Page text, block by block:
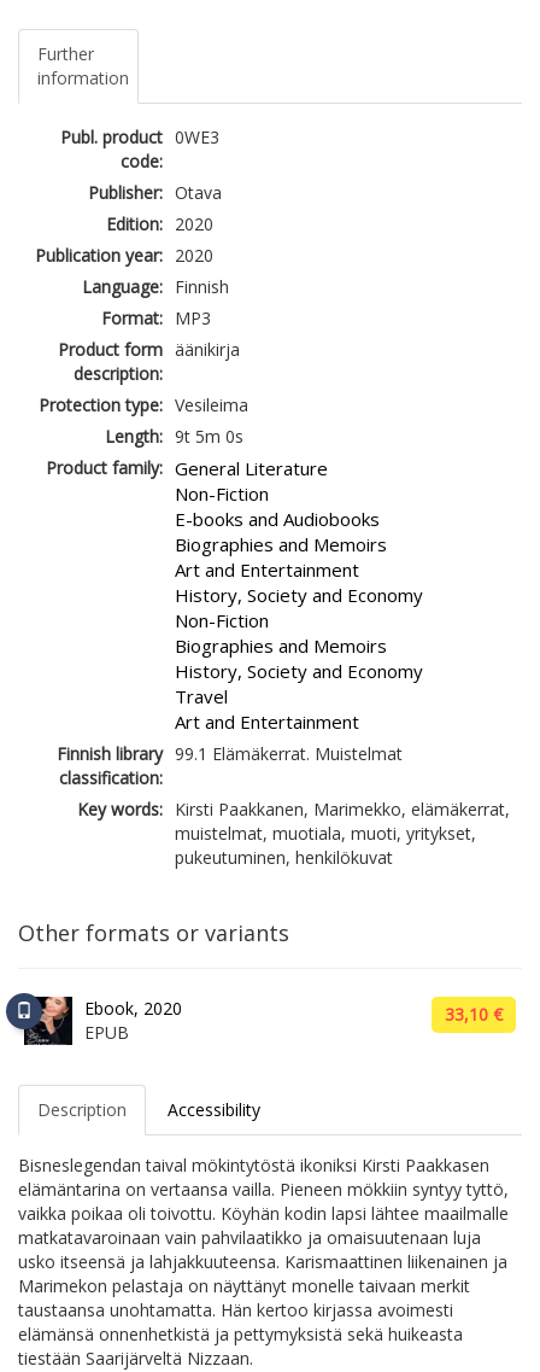
Further
information
Publ. product
code:
0WE3
Publisher: Otava
Edition: 2020
Publication year: 2020
Language: Finnish
Format: MP3
Product form
description:
äänikirja
Protection type: Vesileima
Length: 9t 5m 0s
Product family: General Literature
Non-Fiction
E-books and Audiobooks
Biographies and Memoirs
Art and Entertainment
History, Society and Economy
Non-Fiction
Biographies and Memoirs
History, Society and Economy
Travel
Art and Entertainment
Finnish library
classification:
99.1 Elämäkerrat. Muistelmat
Key words: Kirsti Paakkanen, Marimekko, elämäkerrat,
muistelmat, muotiala, muoti, yritykset,
pukeutuminen, henkilökuvat
Other formats or variants
Ebook, 2020
EPUB
33,10 €
Description Accessibility
Bisneslegendan taival mökintytöstä ikoniksi Kirsti Paakkasen
elämäntarina on vertaansa vailla. Pieneen mökkiin syntyy tyttö,
vaikka poikaa oli toivottu. Köyhän kodin lapsi lähtee maailmalle
matkatavaroinaan vain pahvilaatikko ja omaisuutenaan luja
usko itseensä ja lahjakkuuteensa. Karismaattinen liikenainen ja
Marimekon pelastaja on näyttänyt monelle taivaan merkit
taustaansa unohtamatta. Hän kertoo kirjassa avoimesti
elämänsä onnenhetkistä ja pettymyksistä sekä huikeasta
tiestään Saarijärveltä Nizzaan.